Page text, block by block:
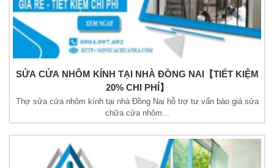
SỬA CỬA NHÔM KÍNH TẠI NHÀ ĐỒNG NAI【TIẾT KIỆM
20% CHI PHÍ】
Thợ sửa cửa nhôm kính tại nhà Đồng Nai hỗ trợ tư vấn báo giá sửa
chữa cửa nhôm...